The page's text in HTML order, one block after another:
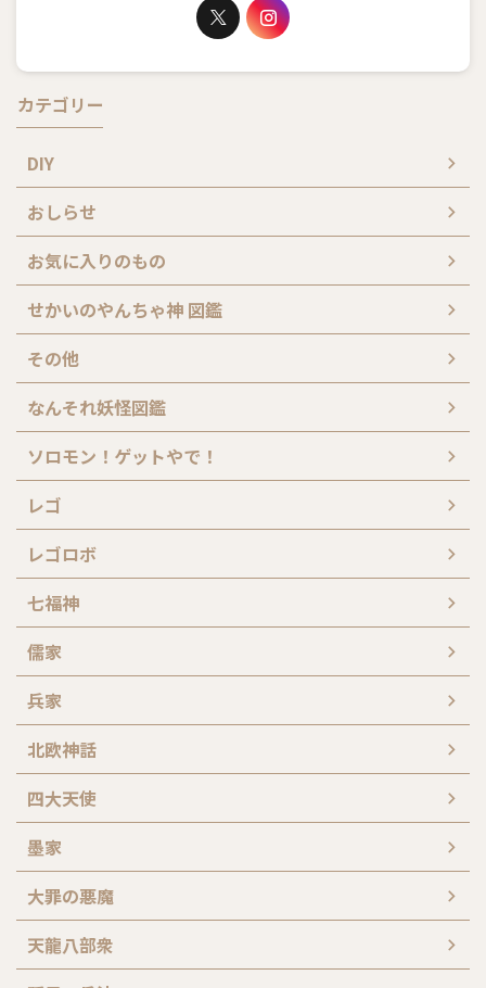
カテゴリー
DIY
おしらせ
お気に入りのもの
せかいのやんちゃ神 図鑑
その他
なんそれ妖怪図鑑
ソロモン！ゲットやで！
レゴ
レゴロボ
七福神
儒家
兵家
北欧神話
四大天使
墨家
大罪の悪魔
天龍八部衆